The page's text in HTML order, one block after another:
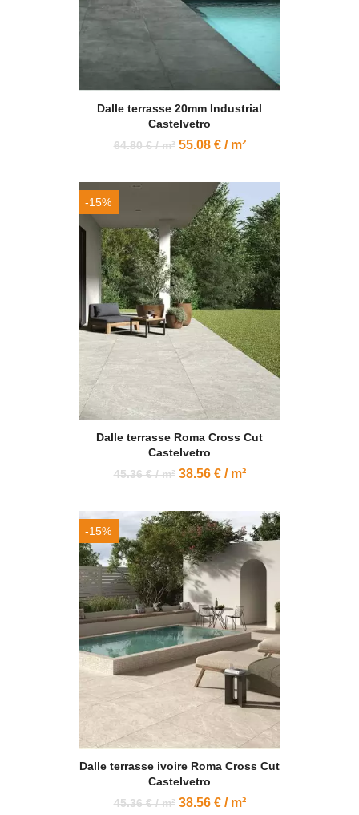
Dalle terrasse 20mm Industrial
Castelvetro
64.80 € / m² 55.08 € / m²
Dalle terrasse Roma Cross Cut
Castelvetro
45.36 € / m² 38.56 € / m²
-15%
Dalle terrasse ivoire Roma Cross Cut
Castelvetro
45.36 € / m² 38.56 € / m²
-15%